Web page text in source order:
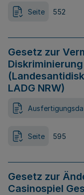
Seite 552
Gesetz zur
LADG NRW)
Seite 595
Gesetz zur
Casinospiel